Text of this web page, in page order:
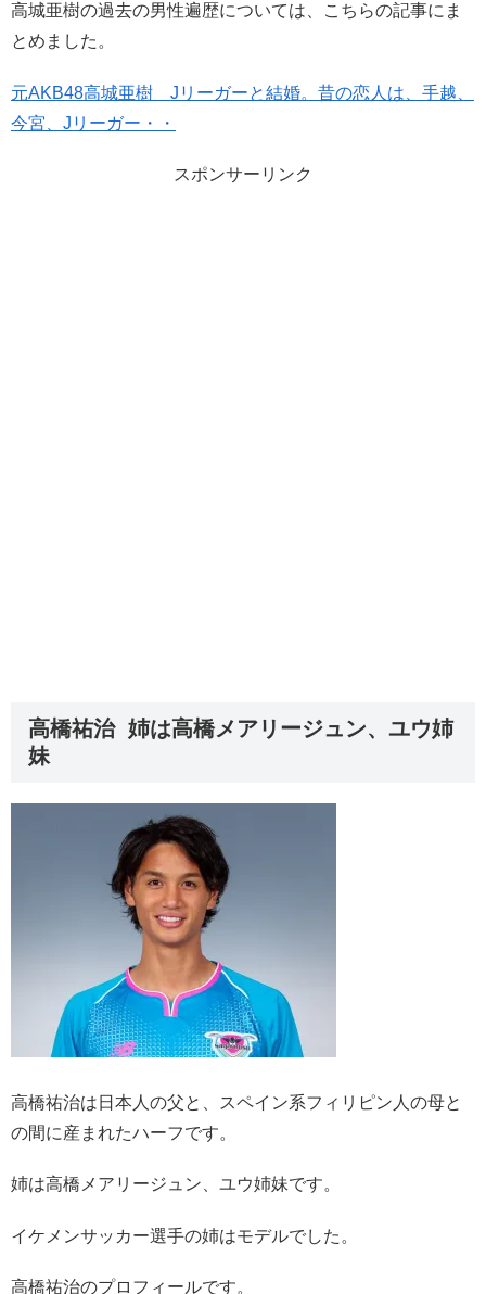
高城亜樹の過去の男性遍歴については、こちらの記事にま
とめました。
元AKB48高城亜樹 Jリーガーと結婚。昔の恋人は、手越、
今宮、Jリーガー・・
スポンサーリンク
高橋祐治 姉は高橋メアリージュン、ユウ姉
妹
高橋祐治は日本人の父と、スペイン系フィリピン人の母と
の間に産まれたハーフです。
姉は高橋メアリージュン、ユウ姉妹です。
イケメンサッカー選手の姉はモデルでした。
高橋祐治のプロフィールです。